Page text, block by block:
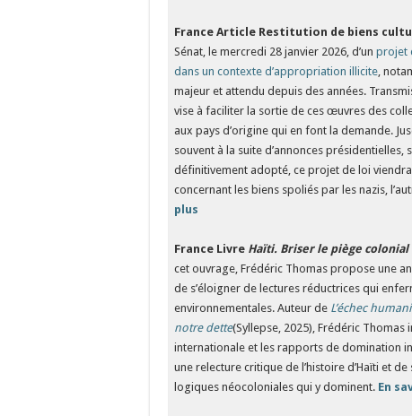
France Article Restitution de biens
Sénat, le mercredi 28 janvier 2026, d’unprojet
dans un contexte d’appropriation illicite ,
majeur et attendu depuis des années.
vise à faciliter la sortie de ces œuvres des
aux pays d’origine qui en font la demande.
souvent à la suite d’annonces
définitivement adopté, ce projet de loi
concernant les biens spoliés par les nazis,
plus
France Livre Haïti. Briser le piège colonial
cet ouvrage, Frédéric Thomas propose une
de s’éloigner de lectures réductrices qui
environnementales. Auteur de L’échec
notre dette(Syllepse, 2025), Frédéric Thomas
internationale et les rapports de domination
une relecture critique de l’histoire d’Haïti et
logiques néocoloniales qui y dominent. En